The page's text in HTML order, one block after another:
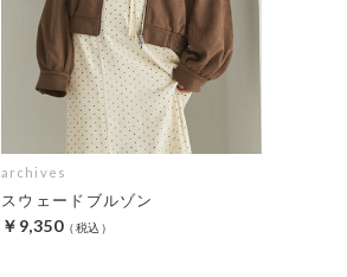
archives
スウェードブルゾン
￥9,350